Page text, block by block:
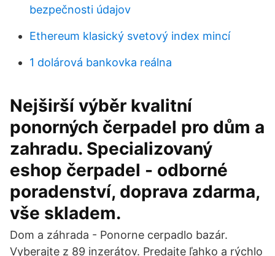
bezpečnosti údajov
Ethereum klasický svetový index mincí
1 dolárová bankovka reálna
Nejširší výběr kvalitní
ponorných čerpadel pro dům a
zahradu. Specializovaný
eshop čerpadel - odborné
poradenství, doprava zdarma,
vše skladem.
Dom a záhrada - Ponorne cerpadlo bazár.
Vyberajte z 89 inzerátov. Predajte ľahko a rýchlo